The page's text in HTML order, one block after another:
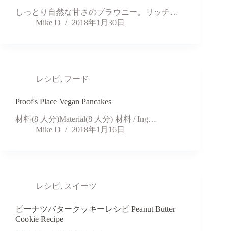
しっとり自然な甘さのブラウニー。リッチ…
Mike D
2018年1月30日
レシピ, フード
Proof's Place Vegan Pancakes
材料(8 人分)Material(8 人分) 材料 / Ing…
Mike D
2018年1月16日
レシピ, スイーツ
ピーナツバタークッキーレシピ Peanut Butter
Cookie Recipe